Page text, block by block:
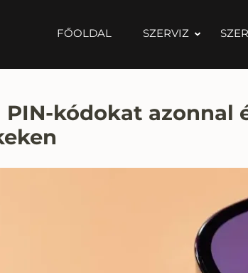
FŐOLDAL SZERVIZ
PIN-kódokat azonnal